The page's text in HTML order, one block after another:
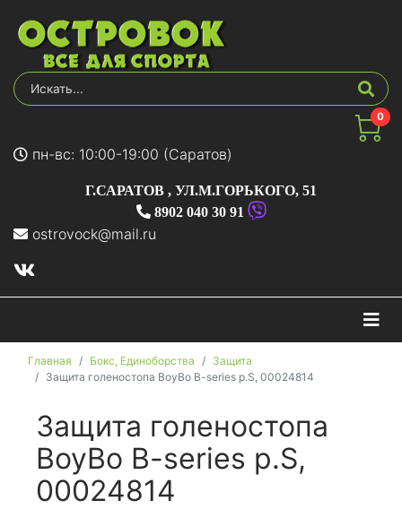
0
пн-вс: 10:00-19:00 (Саратов)
Г.САРАТОВ , УЛ.М.ГОРЬКОГО, 51
8902 040 30 91
ostrovock@mail.ru
Главная Бокс, Единоборства
Защита
Защита голеностопа BoyBo B-series р.S, 00024814
Защита голеностопа
BoyBo B-series р.S,
00024814